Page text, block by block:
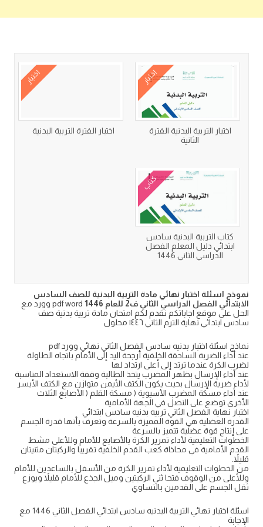
اختبار
اختبار التربية البدنية الفترة
الثانية
اختبار
اختبار الفترة التربية البدنية
كتاب
كتاب التربية البدنية سادس
ابتدائي دليل المعلم الفصل
الدراسي الثاني 1446
نموذج اسئلة اختبار نهائي مادة التربية البدنية للصف السادس
الابتدائي الفصل الدراسي الثاني ف2 للعام 1446
pdf word وورد مع
الحل على موقع اجاباتكم نقدم لكم امتحان مادة تربية بدنية صف
سادس ابتدائي نهاية الترم الثاني ١٤٤٦ محلول
نماذج اسئلة اختبار بدنيه سادس الفصل الثاني نهائي وورد pdf
عند أداء الضربة الساحقة الخلفية أرجحة اليد إلى الأمام باتجاه الطاولة
لضرب الكرة عندما ترتد إلى أعلى ارتداد لها
عند أداء الإرسال بظهر المضرب يتخذ الطالبة وقفة الاستعداد المناسبة
لأداء ضرية الإرسال بحيث يكون الكتف الأيمن متوازن مع الكتف الأيسر
عند أداء مسكة المضرب الأسيوية ( مسكة القلم ( الأصابع الثلاث
الأخرى توضع على النصل في الجهة الأمامية
اختبار نهاية الفصل الثاني تربيه بدنيه سادس ابتدائي
القدرة العضلية هي القوة المميزة بالسرعة وتعرف بأنها قدرة الجسم
على إنتاج قوة عضلية تتميز بالسرعة
الخطوات التعليمية لأداء تمرير الكرة بالأصابع للأمام وللأعلى مشط
القدم الأمامية في محاذاة كعب القدم الخلفية تقريبا والركبتان مثنيتان
قليلاً.
من الخطوات التعليمية لأداء تمرير الكرة من الأسفل بالساعدين للأمام
وللأعلى من الوقوف فتحا ثني الركبتين وميل الجذع للأمام قليلاً ويوزع
ثقل الجسم على القدمين بالتساوي
اسئلة اختبار نهائي التربية البدنيه سادس ابتدائي الفصل الثاني 1446 مع
الإجابة